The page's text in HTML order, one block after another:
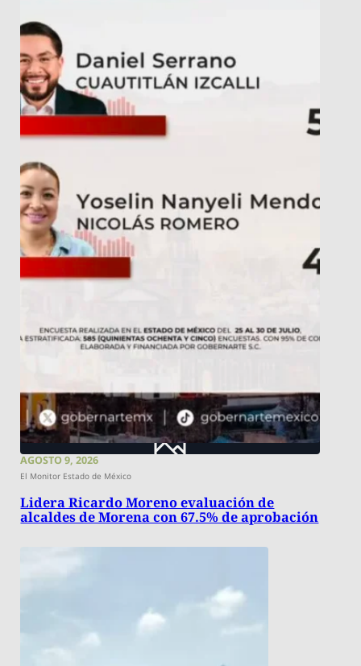
AGOSTO 9, 2026
El Monitor Estado de México
Lidera Ricardo Moreno evaluación de
alcaldes de Morena con 67.5% de aprobación